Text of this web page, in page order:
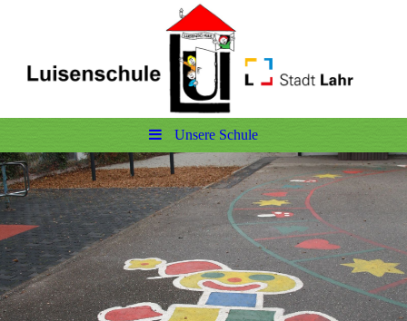
Unsere Schule